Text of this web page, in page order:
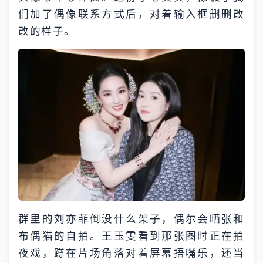
们加了偶像联系方式后，对着输入框删删改
改的样子。​
群里的刘亦菲倒没什么架子，偶尔会晒张和
布偶猫的自拍。王玉雯看到那张图时正在拍
夜戏，蹲在片场角落对着屏幕捂嘴乐，还当